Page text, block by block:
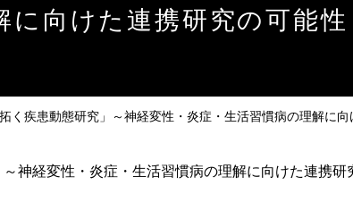
に向けた連携研究の可能
く疾患動態研究」～神経変性・炎症・生活習慣病の理解に
神経変性・炎症・生活習慣病の理解に向けた連携研